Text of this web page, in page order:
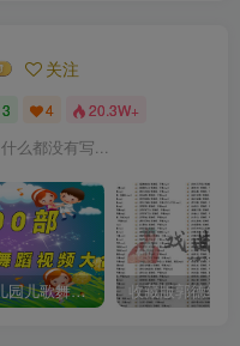
关注
3 4 20.3W+
么都没有写...
300部幼儿园儿歌舞蹈视频大合集